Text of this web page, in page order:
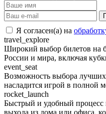
Я согласен(а) на
travel_explore
Широкий выбор билетов на
России и мира, включая
event_seat
Возможность выбора лучших
насладится игрой в полной
rocket_launch
Быстрый и удобный процесс
выхода из дома или офиса,